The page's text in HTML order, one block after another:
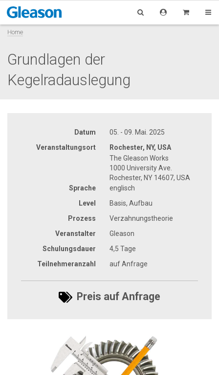
Home
Grundlagen der
Kegelradauslegung
Datum
05. - 09. Mai. 2025
Veranstaltungsort
Rochester, NY, USA
The Gleason Works
1000 University Ave.
Rochester, NY 14607, USA
Sprache
englisch
Level
Basis, Aufbau
Prozess
Verzahnungstheorie
Veranstalter
Gleason
Schulungsdauer
4,5 Tage
Teilnehmeranzahl
auf Anfrage
Preis auf Anfrage